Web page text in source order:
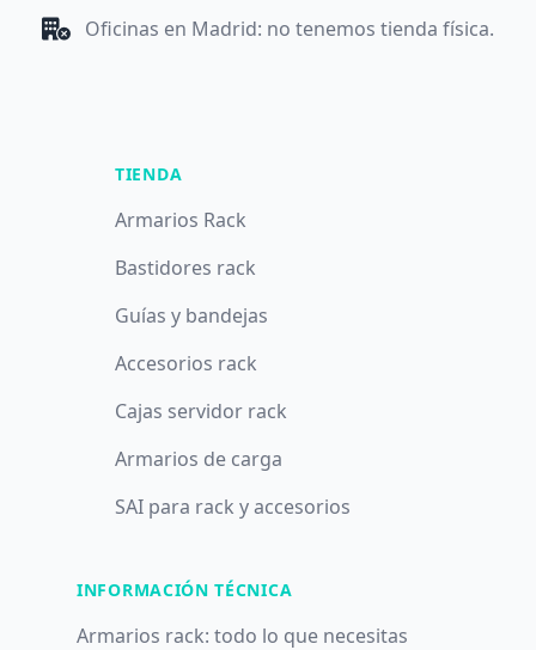
Oficinas en Madrid: no tenemos tienda física.
TIENDA
Armarios Rack
Bastidores rack
Guías y bandejas
Accesorios rack
Cajas servidor rack
Armarios de carga
SAI para rack y accesorios
INFORMACIÓN TÉCNICA
Armarios rack: todo lo que necesitas